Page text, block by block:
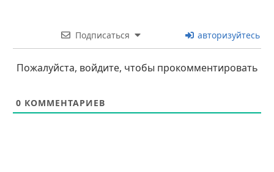
Подписаться авторизуйтесь
Пожалуйста, войдите, чтобы прокомментировать
0 КОММЕНТАРИЕВ